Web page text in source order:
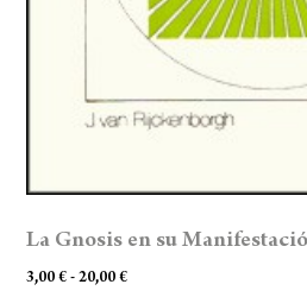
La Gnosis en su
3,00€ - 20,00€